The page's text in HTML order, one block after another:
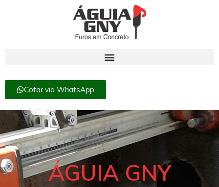
Cotar via WhatsApp
ÁGUIA GNY